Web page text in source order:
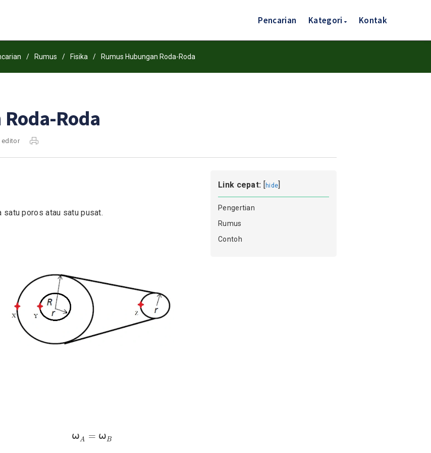
Pencarian Kategori Kontak
/ Rumus / Fisika / Rumus Hubungan Roda-Roda
Roda
editor
Link cepat: [hide]
Pengertian
Rumus
Contoh
satu poros atau satu pusat.
⍵A = ⍵B
⍵ ⍵ B